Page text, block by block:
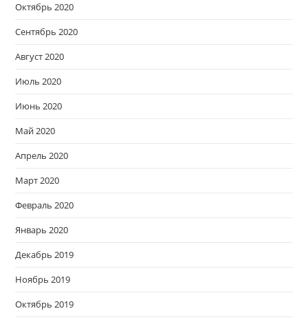
Октябрь 2020
Сентябрь 2020
Август 2020
Июль 2020
Июнь 2020
Май 2020
Апрель 2020
Март 2020
Февраль 2020
Январь 2020
Декабрь 2019
Ноябрь 2019
Октябрь 2019